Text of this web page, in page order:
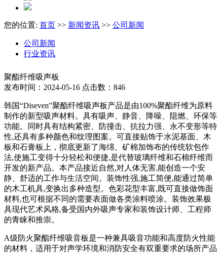
您的位置: 首页 >> 新闻资讯 >> 公司新闻
公司新闻
行业资讯
聚酯纤维吸声板
发布时间：2024-05-16 点击数：846
韩国“Diseven”聚酯纤维吸声板产品是由100%聚酯纤维为原料
制作的新型吸声材料。具有吸声、静音、降噪、阻燃、环保等
功能。同时具有结构紧密、防撞击、抗拉力强、永不变形等特
性,还具有多种颜色和纹理图案。可直接贴饰于水泥基面、木
板和石膏板上，彻底更新了海绵、矿棉加饰布的传统软包作
法,使施工变得十分轻松和便捷,是代替玻璃纤维和石棉纤维而
开发的新产品。本产品接近自然,对人体无害,能创造一个安
静、舒适的工作与生活空间。装饰性强,施工简便,能通过简单
的木工机具,变换出多种造型。色彩花型丰富,既可直接做饰面
材料,也可根据不同的需要表面做各类涂料喷涂。装饰效果极
具现代艺术风格,备受国内外吸声专家和装饰设计师、工程师
的青睐和推崇。
A级防火聚酯纤维吸音板是一种兼具吸音功能和高度防火性能
的材料，适用于对声学环境和消防安全有双重要求的场所产品